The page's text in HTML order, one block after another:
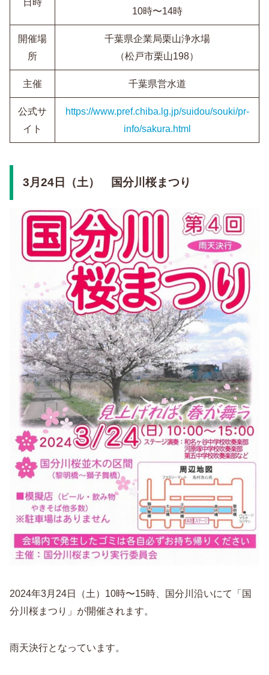
日時
10時〜14時
開催場
所
千葉県企業局栗山浄水場
（松戸市栗山198）
主催 千葉県営水道
公式サ
イト
https://www.pref.chiba.lg.jp/suidou/souki/pr-
info/sakura.html
3月24日（土） 国分川桜まつり
2024年3月24日（土）10時〜15時、国分川沿いにて「国
分川桜まつり」が開催されます。
雨天決行となっています。